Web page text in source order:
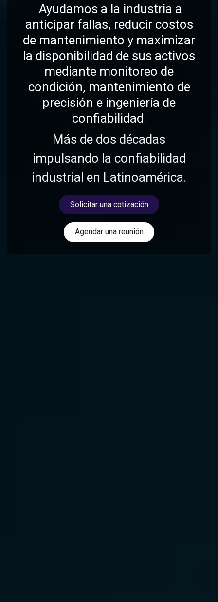
Ayudamos a la industria a
anticipar fallas, reducir costos
de mantenimiento y maximizar
la disponibilidad de sus activos
mediante monitoreo de
condición, mantenimiento de
precisión e ingeniería de
confiabilidad.
Más de dos décadas
impulsando la confiabilidad
industrial en Latinoamérica.
Solicitar una cotiza​​​​ción
Agendar una reunión